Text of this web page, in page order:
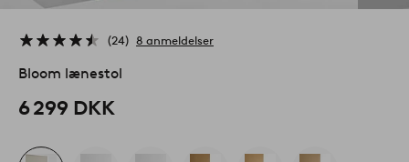
24 8 anmeldelser
Bloom lænestol
6 299 DKK